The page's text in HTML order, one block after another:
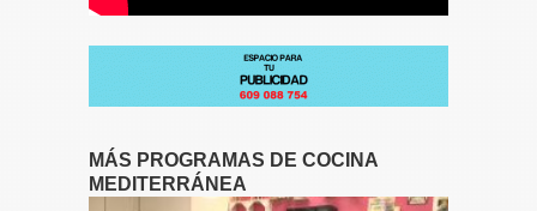
MÁS PROGRAMAS DE COCINA
MEDITERRÁNEA